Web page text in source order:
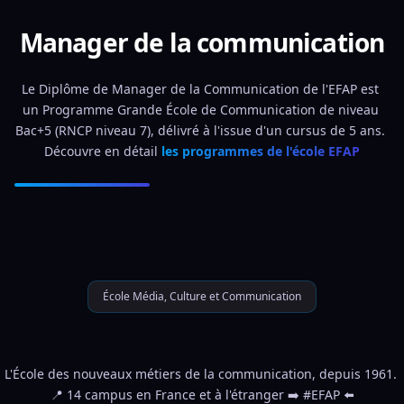
Manager de la communication
Le Diplôme de Manager de la Communication de l'EFAP est
un Programme Grande École de Communication de niveau
Bac+5 (RNCP niveau 7), délivré à l'issue d'un cursus de 5 ans.
Découvre en détail les programmes de l'école EFAP
École Média, Culture et Communication
L'École des nouveaux métiers de la communication, depuis 1961.
📍 14 campus en France et à l'étranger ➡️ #EFAP ⬅️